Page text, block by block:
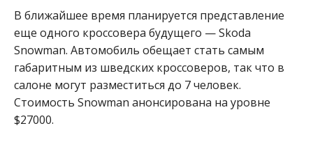
В ближайшее время планируется представление
еще одного кроссовера будущего — Skoda
Snowman. Автомобиль обещает стать самым
габаритным из шведских кроссоверов, так что в
салоне могут разместиться до 7 человек.
Стоимость Snowman анонсирована на уровне
$27000.